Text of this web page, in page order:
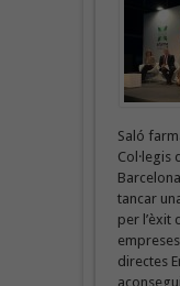
Saló
Col·legis
tancar
per l’èxit
directes